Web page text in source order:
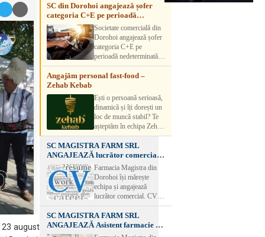
august
SC din Dorohoi angajează șofer
categoria C+E pe perioadă
nedeterminatăSocietate comercială din
Dorohoi angajează șofer
categoria C+E pe
perioadă nedeterminată.
Candidatul trebuie să
aibă experiență și atestat
detalii, vă rog să sunați la
numărul de telefon.
Angajăm personal fast-food –
Zehab Kebab
Ești o persoană serioasă,
dinamică și îți dorești un
loc de muncă stabil? Te
așteptăm în echipa Zehab
Kebab! Posturi
disponibile: -
SHAORMAR AJUTOR
BUCATAR 2/posturi -
LUCRATOR
COMERCIAL
VANZATOR /2 posturi
muncă Program flexibil
Salariu motivant, în
funcție de experienț
SC MAGISTRA FARM SRL
ANGAJEAZĂ lucrător comercial –
DOROHOI
Farmacia Magistra din
Dorohoi își mărește
echipa și angajează
lucrător comercial. CV-
urile se pot depune: * la
sediul Farmaciei
Magistra – Bulevardul
Victoriei nr. 23, Dorohoi
SC MAGISTRA FARM SRL
ANGAJEAZĂ Asistent farmacie –
DOROHOI